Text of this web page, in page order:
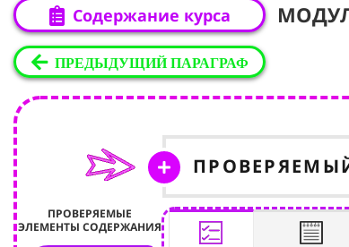
Содержание курса
ПРЕДЫДУЩИЙ ПАРАГРАФ
ПРОВЕРЯЕМЫЕ
ЭЛЕМЕНТЫ СОДЕРЖАНИЯ